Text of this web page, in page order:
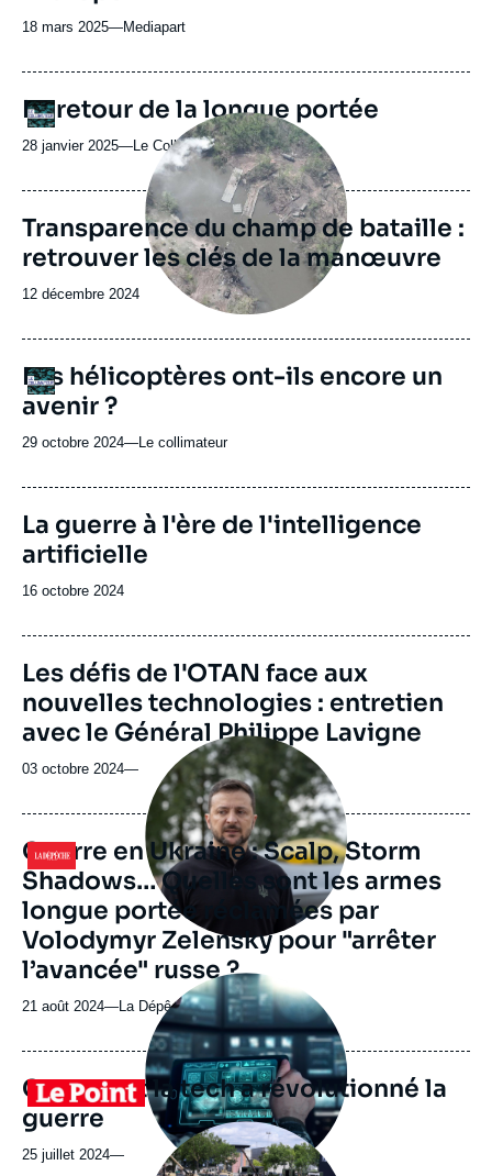
18 mars 2025—Nom
journal,
ou
émission
Mediapart
Logo
URL
de
Spotify
Le retour de la longue portée
28 janvier 2025—Nom
journal,
revue
ou
émission
Le Collimateur
Image
principale
Transparence du champ de bataille :
retrouver les clés de la manœuvre
Date
publication
12 décembre 2024
Logo
URL
de
Spotify
Les hélicoptères ont-ils encore un
avenir ?
29 octobre 2024—Nom
journal,
ou
émission
Le collimateur
Image
de
couverture
la
La guerre à l'ère de l'intelligence
artificielle
Date
publication
16 octobre 2024
Les défis de l'OTAN face aux
nouvelles technologies : entretien
avec le Général Philippe Lavigne
03 octobre 2024—
Logo
Image
principale
médiatique
Guerre en Ukraine : Scalp, Storm
Shadows… Quelles sont les armes
longue portée réclamées par
Volodymyr Zelensky pour "arrêter
l’avancée" russe ?
21 août 2024—Nom
journal,
revue
ou
émission
La Dépêche du Midi
Logo
Image
principale
médiatique
Comment la tech a révolutionné la
guerre
25 juillet 2024—
Image
principale
médiatique